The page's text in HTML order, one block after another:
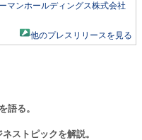
マンホールディングス株式会社
他のプレスリリースを見る
語る。
ストピックを解説。